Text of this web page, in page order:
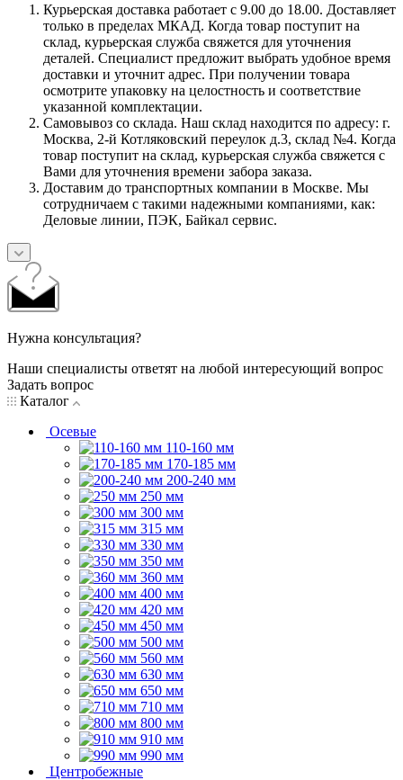
Курьерская доставка работает с 9.00 до 18.00. Доставляет
только в пределах МКАД. Когда товар поступит на
склад, курьерская служба свяжется для уточнения
деталей. Специалист предложит выбрать удобное время
доставки и уточнит адрес. При получении товара
осмотрите упаковку на целостность и соответствие
указанной комплектации.
Самовывоз со склада. Наш склад находится по адресу: г.
Москва, 2-й Котляковский переулок д.3, склад №4. Когда
товар поступит на склад, курьерская служба свяжется с
Вами для уточнения времени забора заказа.
Доставим до транспортных компании в Москве. Мы
сотрудничаем с такими надежными компаниями, как:
Деловые линии, ПЭК, Байкал сервис.
Нужна консультация?
Наши специалисты ответят на любой интересующий вопрос
Задать вопрос
Каталог
Осевые
110-160 мм
170-185 мм
200-240 мм
250 мм
300 мм
315 мм
330 мм
350 мм
360 мм
400 мм
420 мм
450 мм
500 мм
560 мм
630 мм
650 мм
710 мм
800 мм
910 мм
990 мм
Центробежные